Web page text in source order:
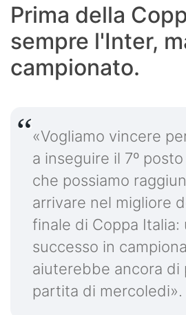
Prima della
sempre l'Inter,
campionato.
«Vogliamo vincere
a inseguire il 7º
che possiamo
arrivare nel migliore
finale di Coppa Italia:
successo in
aiuterebbe ancora di
partita di mercoledi».